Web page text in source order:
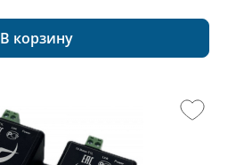
В корзину